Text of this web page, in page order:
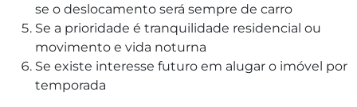
se o deslocamento será sempre de carro
Se a prioridade é tranquilidade residencial ou
movimento e vida noturna
Se existe interesse futuro em alugar o imóvel por
temporada